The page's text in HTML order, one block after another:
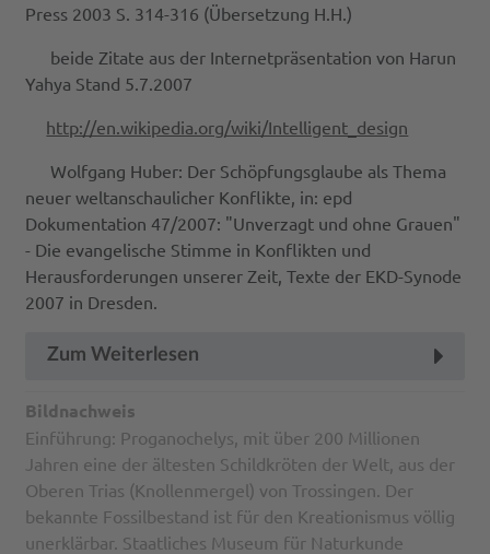
Press 2003 S. 314-316 (Übersetzung H.H.)
beide Zitate aus der Internetpräsentation von Harun
Yahya Stand 5.7.2007
http://en.wikipedia.org/wiki/Intelligent_design
Wolfgang Huber: Der Schöpfungsglaube als Thema
neuer weltanschaulicher Konflikte, in: epd
Dokumentation 47/2007: "Unverzagt und ohne Grauen"
- Die evangelische Stimme in Konflikten und
Herausforderungen unserer Zeit, Texte der EKD-Synode
2007 in Dresden.
Zum Weiterlesen
Bildnachweis
Einführung: Proganochelys, mit über 200 Millionen
Jahren eine der ältesten Schildkröten der Welt, aus der
Oberen Trias (Knollenmergel) von Trossingen. Der
bekannte Fossilbestand ist für den Kreationismus völlig
unerklärbar. Staatliches Museum für Naturkunde